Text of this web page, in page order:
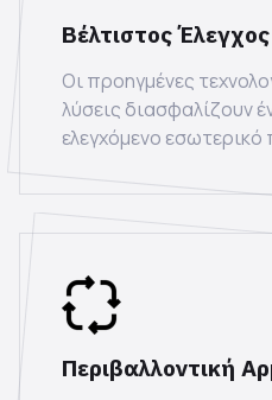
Βέλτιστος
Οι προηγμένες
λύσεις διασφαλίζουν
ελεγχόμενο εσωτερικό
Περιβαλλοντική